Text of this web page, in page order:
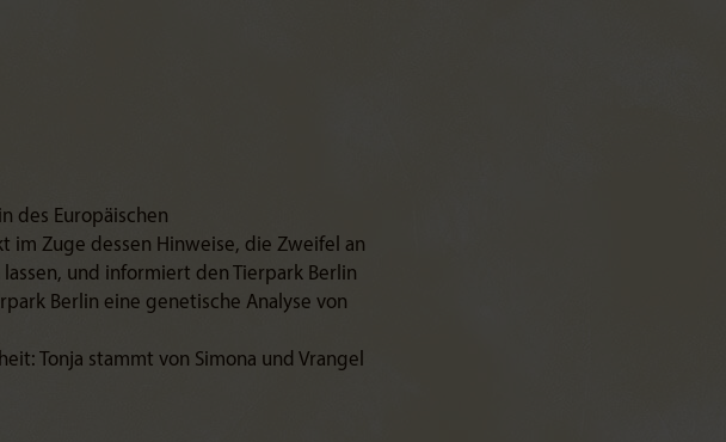
des Europäischen
im Zuge dessen Hinweise, die Zweifel an
und informiert den Tierpark Berlin
Berlin eine genetische Analyse von
Tonja stammt von Simona und Vrangel